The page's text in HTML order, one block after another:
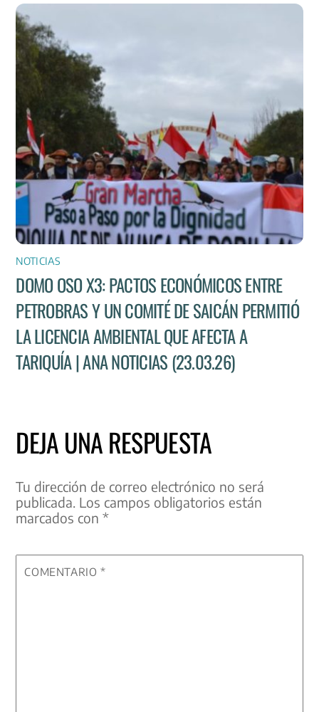
NOTICIAS
DOMO OSO X3: PACTOS ECONÓMICOS ENTRE
PETROBRAS Y UN COMITÉ DE SAICÁN PERMITIÓ
LA LICENCIA AMBIENTAL QUE AFECTA A
TARIQUÍA | ANA NOTICIAS (23.03.26)
DEJA UNA RESPUESTA
Tu dirección de correo electrónico no será
publicada. Los campos obligatorios están
marcados con*
COMENTARIO*